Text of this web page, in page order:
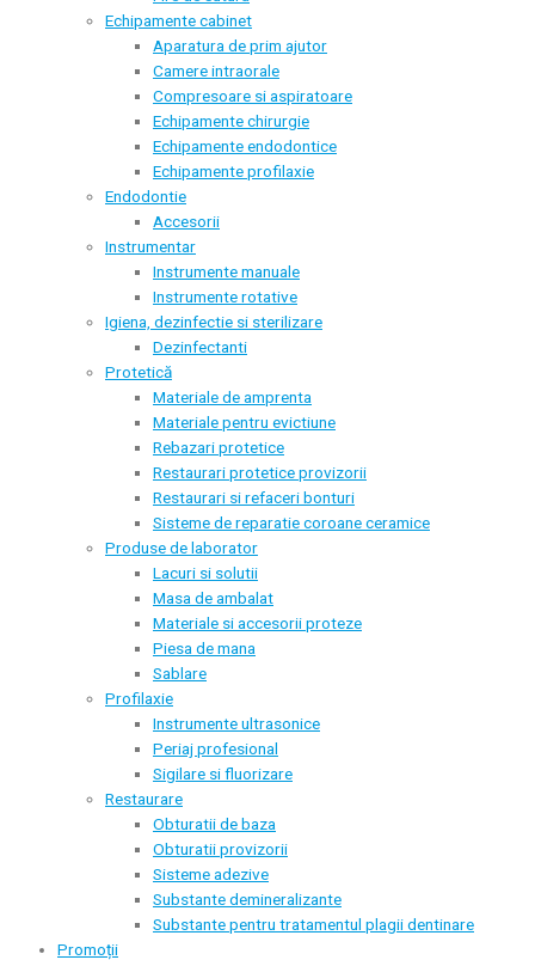
Echipamente cabinet
Aparatura de prim ajutor
Camere intraorale
Compresoare si aspiratoare
Echipamente chirurgie
Echipamente endodontice
Echipamente profilaxie
Endodontie
Accesorii
Instrumentar
Instrumente manuale
Instrumente rotative
Igiena, dezinfectie si sterilizare
Dezinfectanti
Protetică
Materiale de amprenta
Materiale pentru evictiune
Rebazari protetice
Restaurari protetice provizorii
Restaurari si refaceri bonturi
Sisteme de reparatie coroane ceramice
Produse de laborator
Lacuri si solutii
Masa de ambalat
Materiale si accesorii proteze
Piesa de mana
Sablare
Profilaxie
Instrumente ultrasonice
Periaj profesional
Sigilare si fluorizare
Restaurare
Obturatii de baza
Obturatii provizorii
Sisteme adezive
Substante demineralizante
Substante pentru tratamentul plagii dentinare
Promoții